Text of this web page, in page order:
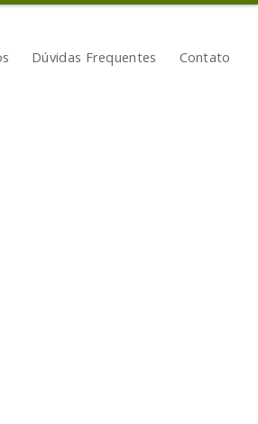
Dúvidas Frequentes Contato